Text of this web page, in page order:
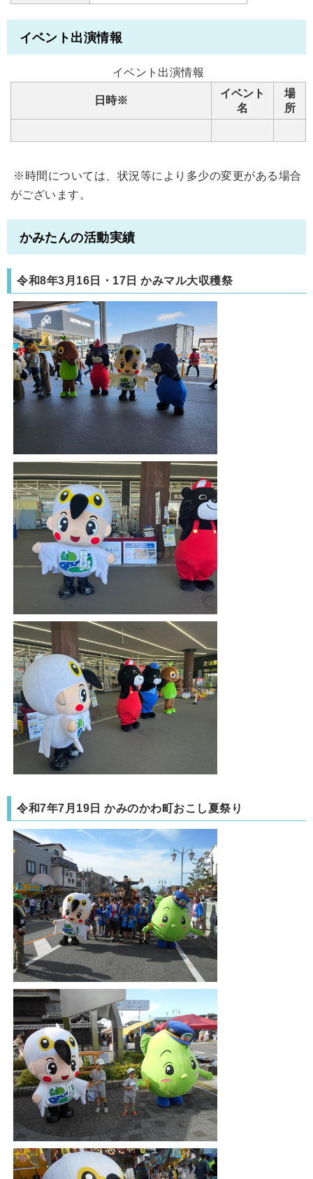
イベント出演情報
イベント出演情報
日時※
イベント
名
場
所
※時間については、状況等により多少の変更がある場合
がございます。
かみたんの活動実績
令和8年3月16日・17日 かみマル大収穫祭
令和7年7月19日 かみのかわ町おこし夏祭り